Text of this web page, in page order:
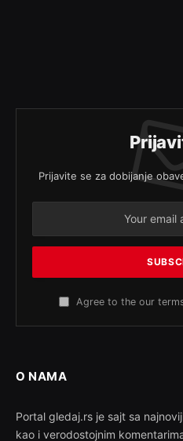
Prijavite se za dobijanje
Agree to the our
O NAMA
Portal gledaj.rs je sajt sa
kao i verodostojnim